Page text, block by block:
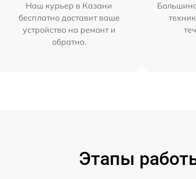
Наш курьер в Казани
бесплатно доставит ваше
устройство на ремонт и
обратно.
Этапы